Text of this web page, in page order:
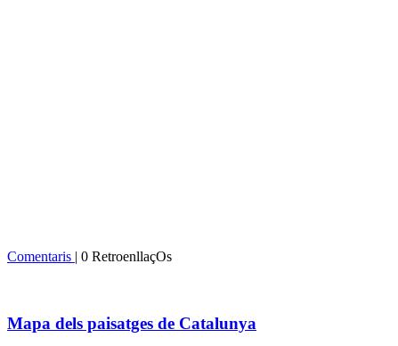
Comentaris | 0 RetroenllaçOs
Mapa dels paisatges de Catalunya